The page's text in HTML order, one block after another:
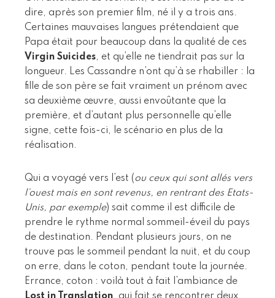
dire, après son premier film, né il y a trois ans.
Certaines mauvaises langues prétendaient que
Papa était pour beaucoup dans la qualité de ces
Virgin Suicides, et qu’elle ne tiendrait pas sur la
longueur. Les Cassandre n’ont qu’à se rhabiller : la
fille de son père se fait vraiment un prénom avec
sa deuxième œuvre, aussi envoûtante que la
première, et d’autant plus personnelle qu’elle
signe, cette fois-ci, le scénario en plus de la
réalisation.
Qui a voyagé vers l’est (ou ceux qui sont allés vers
l’ouest mais en sont revenus, en rentrant des Etats-
Unis, par exemple) sait comme il est difficile de
prendre le rythme normal sommeil-éveil du pays
de destination. Pendant plusieurs jours, on ne
trouve pas le sommeil pendant la nuit, et du coup
on erre, dans le coton, pendant toute la journée.
Errance, coton : voilà tout à fait l’ambiance de